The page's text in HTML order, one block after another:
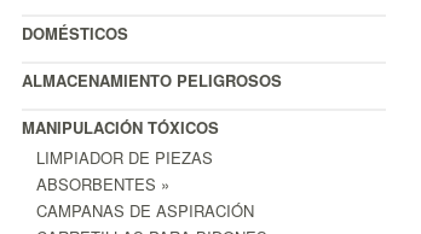
DOMÉSTICOS
ALMACENAMIENTO PELIGROSOS
MANIPULACIÓN TÓXICOS
LIMPIADOR DE PIEZAS
ABSORBENTES »
CAMPANAS DE ASPIRACIÓN